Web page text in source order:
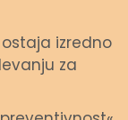
izredno
za